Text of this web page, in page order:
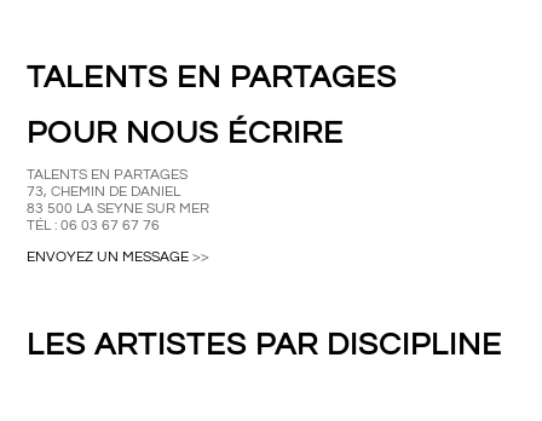
TALENTS EN PARTAGES
POUR NOUS ÉCRIRE
TALENTS EN PARTAGES
73, CHEMIN DE DANIEL
83 500 LA SEYNE SUR MER
TÉL : 06 03 67 67 76
ENVOYEZ UN MESSAGE >>
LES ARTISTES PAR DISCIPLINE